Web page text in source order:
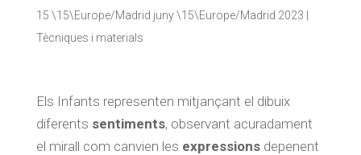
15 \15\Europe/Madrid juny \15\Europe/Madrid 2023
Tècniques i materials
Els Infants representen mitjançant el dibuix
diferents sentiments, observant acuradament
el mirall com canvien les expressionsdepenent